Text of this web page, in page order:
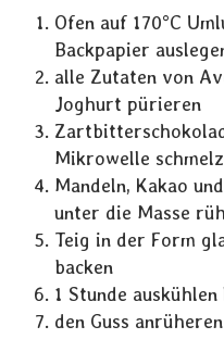
Ofen auf 170°C
Backpapier
alle Zutaten von
Joghurt pürieren
Mikrowelle
Mandeln, Kakao
unter die Masse
Teig in der Form
backen
1 Stunde auskühlen
den Guss